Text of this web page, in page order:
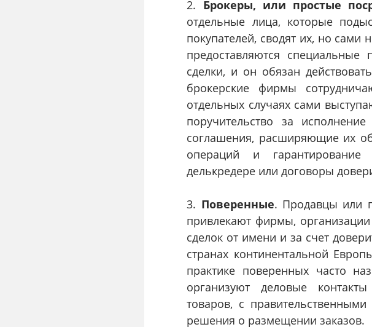
2. Брокеры, или простые
отдельные лица, которые
покупателей, сводят их, но сами
предоставляются
сделки, и он обязан
брокерские фирмы
отдельных случаях сами
поручительство за
соглашения, расширяющие их
операций и гарантирование
делькредере или договоры
3. Поверенные. Продавцы или
привлекают фирмы,
сделок от имени и за счет
странах континентальной
практике поверенных часто
организуют деловые
товаров, с
решения о размещении заказов.